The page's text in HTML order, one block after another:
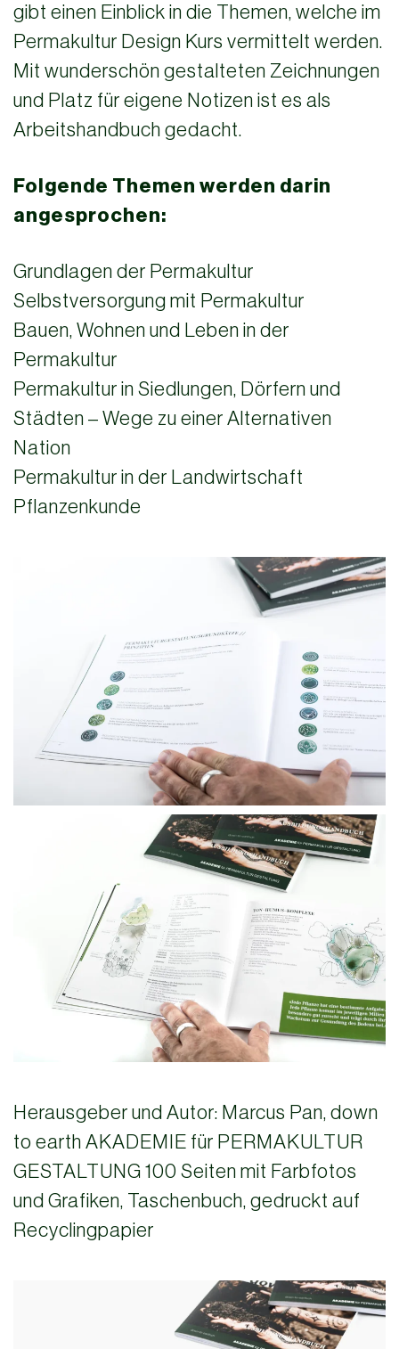
gibt einen Einblick in die Themen, welche im
Permakultur Design Kurs vermittelt werden.
Mit wunderschön gestalteten Zeichnungen
und Platz für eigene Notizen ist es als
Arbeitshandbuch gedacht.
Folgende Themen werden darin
angesprochen:
Grundlagen der Permakultur
Selbstversorgung mit Permakultur
Bauen, Wohnen und Leben in der
Permakultur
Permakultur in Siedlungen, Dörfern und
Städten – Wege zu einer Alternativen
Nation
Permakultur in der Landwirtschaft
Pflanzenkunde
Herausgeber und Autor: Marcus Pan, down
to earth AKADEMIE für PERMAKULTUR
GESTALTUNG 100 Seiten mit Farbfotos
und Grafiken, Taschenbuch, gedruckt auf
Recyclingpapier